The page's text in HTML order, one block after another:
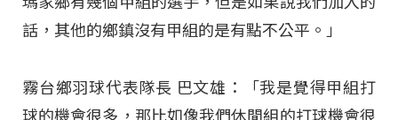
話，其他的鄉鎮沒有甲組的是有點不公平。」
霧台鄉羽球代表隊長 巴文雄：「我是覺得甲組打
球的機會很多，那比如像我們休閒組的打球機會很